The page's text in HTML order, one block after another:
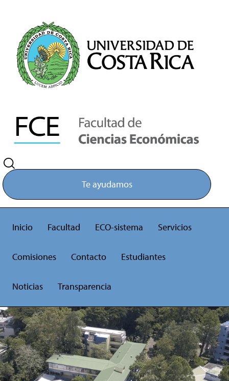
Te ayudamos
Inicio Facultad ECO-sistema Servicios
Comisiones Contacto Estudiantes
Noticias Transparencia